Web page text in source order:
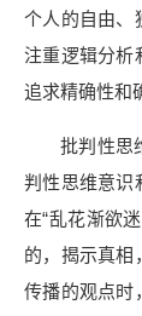
个人的自由、
注重逻辑分析
追求精确性和
批判性思
判性思维意识
在“乱花渐欲
的，揭示真相
传播的观点时